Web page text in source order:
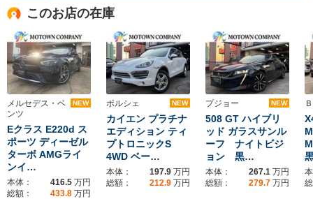
このお店の在庫
メルセデス・ベ
ンツ
NEW
Eクラス E220d ス
ポーツ ディーゼル
ターボ AMGライ
ンイ…
本体： 416.5 万円
総額：
433.8 万円
ポルシェ NEW
カイエン プラチナ
エディション ティ
プトロニックS
4WD ベー…
本体： 197.9 万円
総額：
212.9 万円
プジョー NEW
508 GT ハイブリ
ッド ガラスサンル
ーフ ナイトビジ
ョン 黒…
本体： 267.1 万円
総額：
279.7 万円